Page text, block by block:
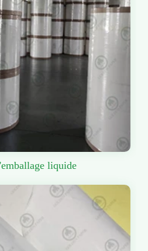
liquide